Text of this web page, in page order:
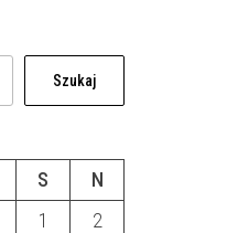
Szukaj
S
N
1
2